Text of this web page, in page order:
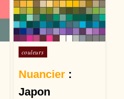
Posté dans
couleurs
Nuancier:
Japon